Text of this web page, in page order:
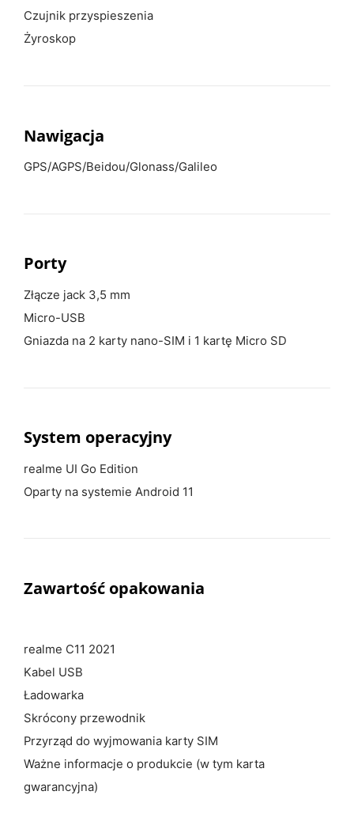
Czujnik przyspieszenia
Żyroskop
Nawigacja
GPS/AGPS/Beidou/Glonass/Galileo
Porty
Złącze jack 3,5 mm
Micro-USB
Gniazda na 2 karty nano-SIM i 1 kartę Micro SD
System operacyjny
realme UI Go Edition
Oparty na systemie Android 11
Zawartość opakowania
realme C11 2021
Kabel USB
Ładowarka
Skrócony przewodnik
Przyrząd do wyjmowania karty SIM
Ważne informacje o produkcie (w tym karta
gwarancyjna)